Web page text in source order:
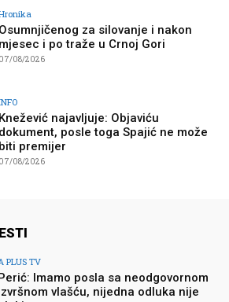
Osumnjičenog za silovanje i nakon
mjesec i po traže u Crnoj Gori
07/08/2026
Knežević najavljuje: Objaviću
dokument, posle toga Spajić ne može
biti premijer
07/08/2026
PLUS TV
Imamo posla sa neodgovornom
vlašću, nijedna odluka nije